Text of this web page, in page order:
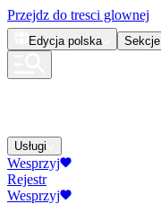
Przejdz do tresci glownej
Edycja polska Sekcje
Usługi
Wesprzyj
Rejestr
Wesprzyj